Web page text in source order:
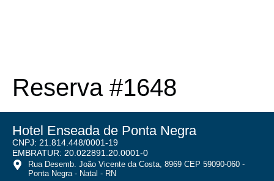
Reserva #1648
Hotel Enseada de Ponta Negra
CNPJ: 21.814.448/0001-19
EMBRATUR: 20.022891.20.0001-0
Rua Desemb. João Vicente da Costa, 8969 CEP 59090-060 -
Ponta Negra - Natal - RN